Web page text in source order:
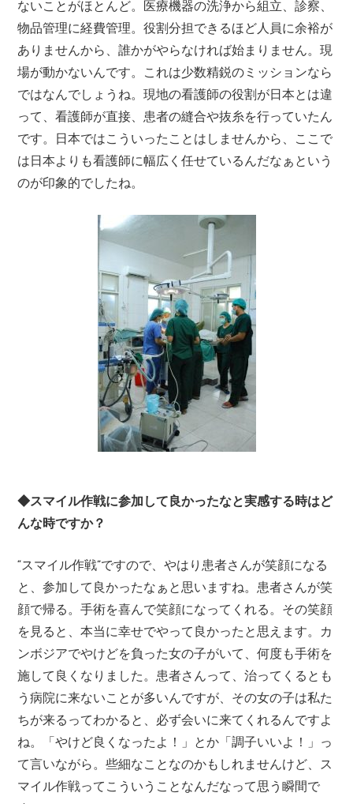
ないことがほとんど。医療機器の洗浄から組立、診察、
物品管理に経費管理。役割分担できるほど人員に余裕が
ありませんから、誰かがやらなければ始まりません。現
場が動かないんです。これは少数精鋭のミッションなら
ではなんでしょうね。現地の看護師の役割が日本とは違
って、看護師が直接、患者の縫合や抜糸を行っていたん
です。日本ではこういったことはしませんから、ここで
は日本よりも看護師に幅広く任せているんだなぁという
のが印象的でしたね。
◆スマイル作戦に参加して良かったなと実感する時はど
んな時ですか？
“スマイル作戦”ですので、やはり患者さんが笑顔になる
と、参加して良かったなぁと思いますね。患者さんが笑
顔で帰る。手術を喜んで笑顔になってくれる。その笑顔
を見ると、本当に幸せでやって良かったと思えます。カ
ンボジアでやけどを負った女の子がいて、何度も手術を
施して良くなりました。患者さんって、治ってくるとも
う病院に来ないことが多いんですが、その女の子は私た
ちが来るってわかると、必ず会いに来てくれるんですよ
ね。「やけど良くなったよ！」とか「調子いいよ！」っ
て言いながら。些細なことなのかもしれませんけど、ス
マイル作戦ってこういうことなんだなって思う瞬間で